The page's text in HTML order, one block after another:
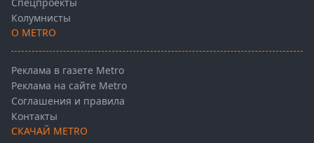
Колумнисты
О METRO
Реклама в газете Metro
Реклама на сайте Metro
Соглашения и правила
Контакты
СКАЧАЙ METRO